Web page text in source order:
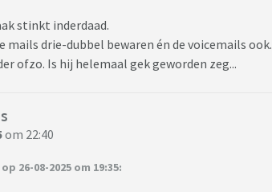
stinkt inderdaad.
mails drie-dubbel bewaren én de voicemails
ofzo. Is hij helemaal gek geworden zeg...
om 22:40
26-08-2025 om 19:35: